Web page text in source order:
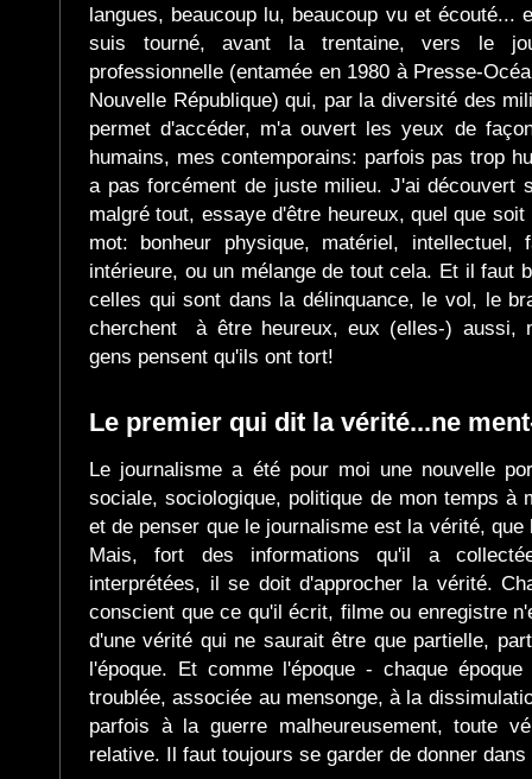
langues, beaucoup lu, beaucoup vu et écouté...
suis tourné, avant la trentaine, vers le
professionnelle (entamée en 1980 à Presse-
Nouvelle République) qui, par la diversité des
permet d'accéder, m'a ouvert les yeux de
humains, mes contemporains: parfois pas trop
a pas forcément de juste milieu. J'ai découvert
malgré tout, essaye d'être heureux, quel que
mot: bonheur physique, matériel, intellectuel,
intérieure, ou un mélange de tout cela. Et il faut
celles qui sont dans la délinquance, le vol, le
cherchent à être heureux, eux (elles-) aussi,
gens pensent qu'ils ont tort!
Le premier qui dit la vérité...ne
Le journalisme a été pour moi une nouvelle
sociale, sociologique, politique de mon temps à
et de penser que le journalisme est la vérité,
Mais, fort des informations qu'il a
interprétées, il se doit d'approcher la vérité.
conscient que ce qu'il écrit, filme ou enregistre
d'une vérité qui ne saurait être que partielle,
l'époque. Et comme l'époque - chaque
troublée, associée au mensonge, à la
parfois à la guerre malheureusement, toute
relative. Il faut toujours se garder de donner